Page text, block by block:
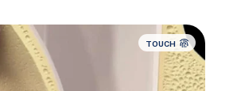
TOUCH